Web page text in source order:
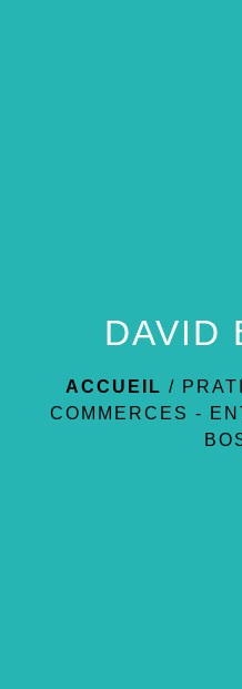
DAVID
ACCUEIL /
COMMERCES -